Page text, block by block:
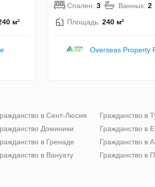
м²
Спален: 3 Ванных: 2
Площадь: 240 м²
Overseas Property
в Сент-Люсия
Доминики
в Гренаде
в Вануату
Гражданство в
Гражданство в
Гражданство в
Гражданство в